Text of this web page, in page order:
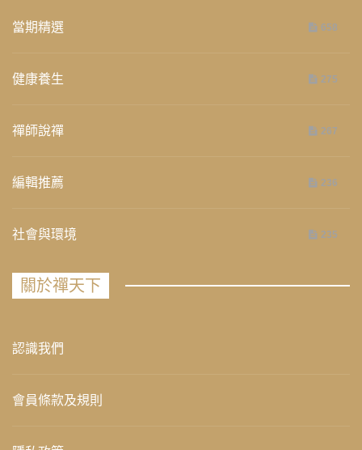
當期精選 658
健康養生 275
禪師說禪 267
編輯推薦 236
社會與環境 235
關於禪天下
認識我們
會員條款及規則